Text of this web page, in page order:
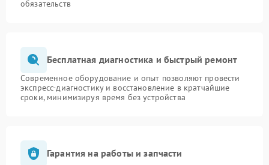
обязательств
Бесплатная диагностика и быстрый ремонт
Современное оборудование и опыт позволяют провести
экспресс-диагностику и восстановление в кратчайшие
сроки, минимизируя время без устройства
Гарантия на работы и запчасти